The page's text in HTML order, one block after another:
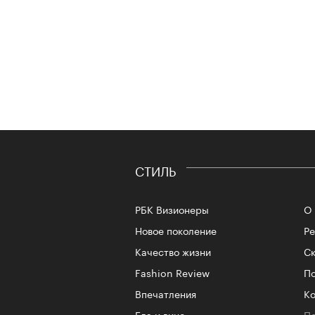
СТИЛЬ
РБК Визионеры
Новое поколение
Качество жизни
Fashion Review
Впечатления
О